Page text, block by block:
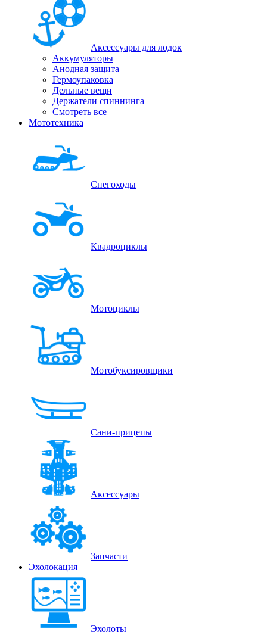
Аксессуары для лодок
Аккумуляторы
Анодная защита
Гермоупаковка
Дельные вещи
Держатели спиннинга
Смотреть все
Мототехника
Снегоходы
Квадроциклы
Мотоциклы
Мотобуксировщики
Сани-прицепы
Аксессуары
Запчасти
Эхолокация
Эхолоты